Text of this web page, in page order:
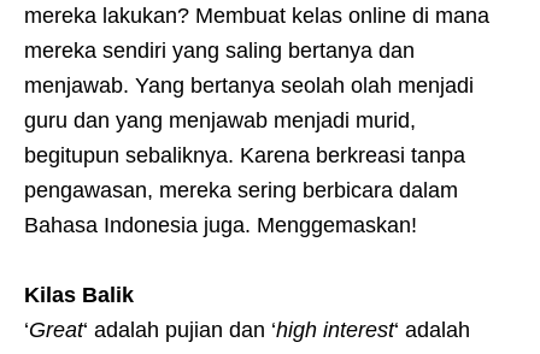
mereka lakukan? Membuat kelas online di mana
mereka sendiri yang saling bertanya dan
menjawab. Yang bertanya seolah olah menjadi
guru dan yang menjawab menjadi murid,
begitupun sebaliknya. Karena berkreasi tanpa
pengawasan, mereka sering berbicara dalam
Bahasa Indonesia juga. Menggemaskan!
Kilas Balik
‘Great‘ adalah pujian dan ‘high interest‘ adalah